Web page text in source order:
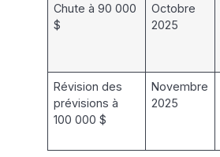
Chute à 90 000
$
Octobre
2025
Révision des
prévisions à
100 000 $
Novembre
2025